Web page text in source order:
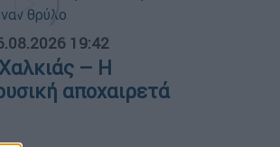
19:42
– Η
αποχαιρετά